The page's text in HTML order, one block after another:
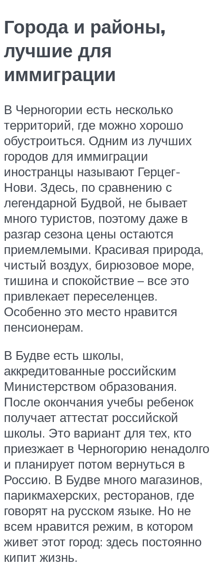
Города и районы,
лучшие для
иммиграции
В Черногории есть несколько
территорий, где можно хорошо
обустроиться. Одним из лучших
городов для иммиграции
иностранцы называют Герцег-
Нови. Здесь, по сравнению с
легендарной Будвой, не бывает
много туристов, поэтому даже в
разгар сезона цены остаются
приемлемыми. Красивая природа,
чистый воздух, бирюзовое море,
тишина и спокойствие – все это
привлекает переселенцев.
Особенно это место нравится
пенсионерам.
В Будве есть школы,
аккредитованные российским
Министерством образования.
После окончания учебы ребенок
получает аттестат российской
школы. Это вариант для тех, кто
приезжает в Черногорию ненадолго
и планирует потом вернуться в
Россию. В Будве много магазинов,
парикмахерских, ресторанов, где
говорят на русском языке. Но не
всем нравится режим, в котором
живет этот город: здесь постоянно
кипит жизнь.